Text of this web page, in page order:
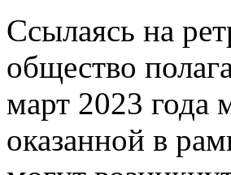
Ссылаясь на
общество
март 2023 года
оказанной в